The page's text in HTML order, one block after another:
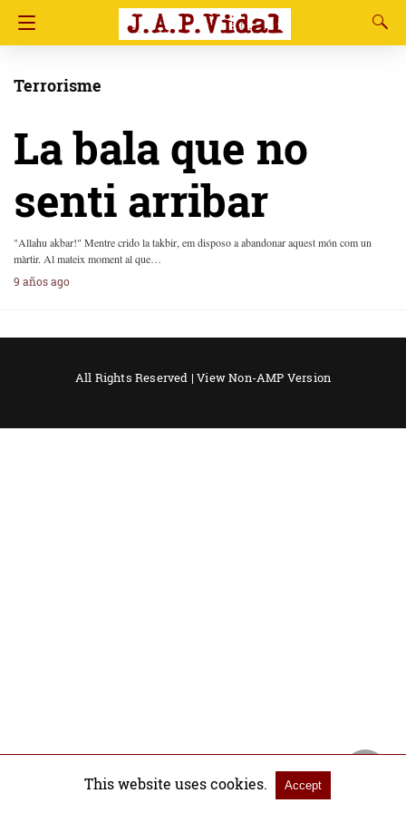
Terrorisme
La bala que no
senti arribar
"Allahu akbar!" Mentre crido la takbir, em disposo a abandonar aquest món com un
màrtir. Al mateix moment al que…
9 años ago
All Rights Reserved |View Non-AMP Version
This website uses cookies. Accept